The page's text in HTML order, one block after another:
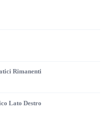
Rimanenti
Lato Destro